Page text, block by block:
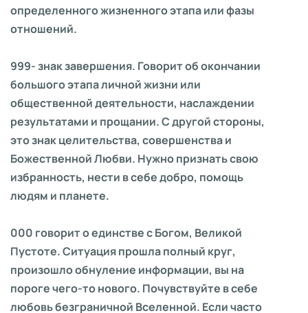
определенного жизненного этапа или фазы
отношений.
999- знак завершения. Говорит об окончании
большого этапа личной жизни или
общественной деятельности, наслаждении
результатами и прощании. С другой стороны,
это знак целительства, совершенства и
Божественной Любви. Нужно признать свою
избранность, нести в себе добро, помощь
людям и планете.
000 говорит о единстве с Богом, Великой
Пустоте. Ситуация прошла полный круг,
произошло обнуление информации, вы на
пороге чего-то нового. Почувствуйте в себе
любовь безграничной Вселенной. Если часто